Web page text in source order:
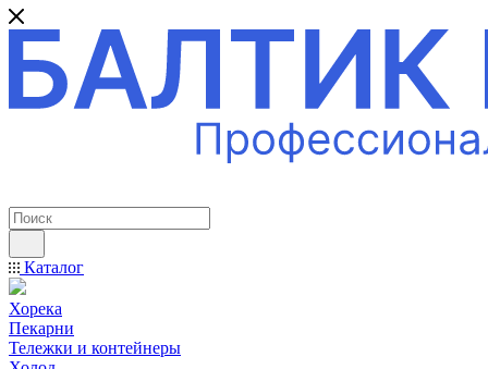
Каталог
Хорека
Пекарни
Тележки и контейнеры